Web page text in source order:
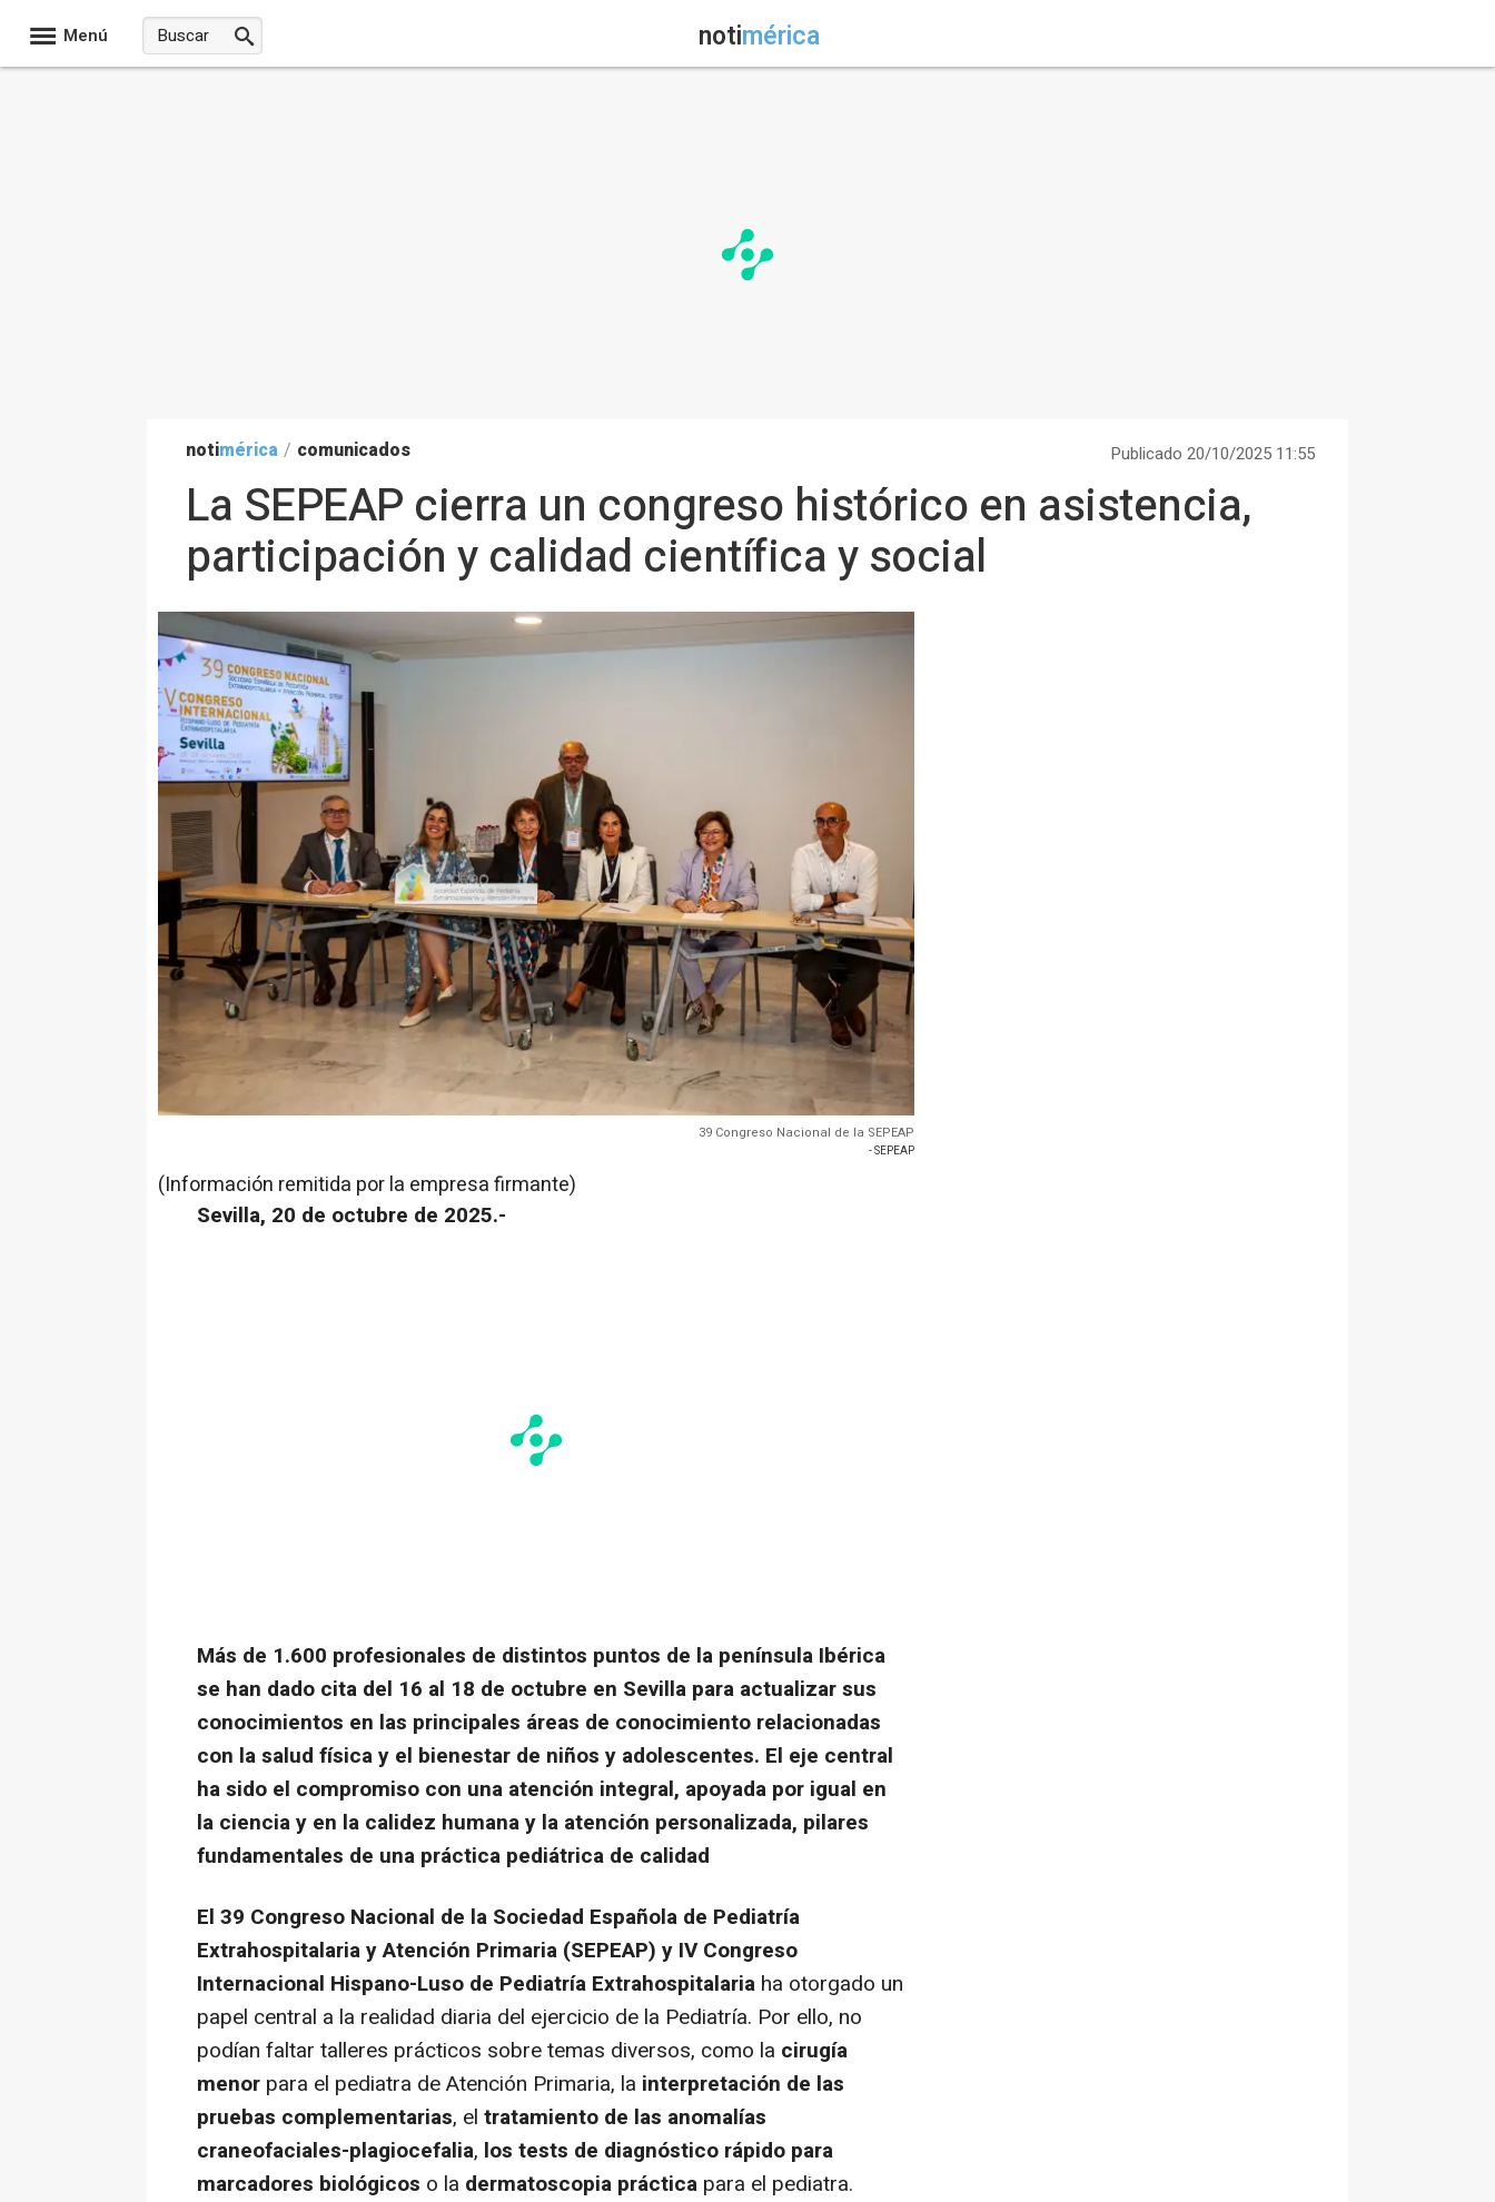
Menú notimérica
notimérica / comunicados Publicado 20/10/2025 11:55
La SEPEAP cierra un congreso histórico en asistencia,
participación y calidad científica y social
39 Congreso Nacional de la SEPEAP
- SEPEAP
(Información remitida por la empresa firmante)
Sevilla, 20 de octubre de 2025.-
Más de 1.600 profesionales de distintos puntos de la península Ibérica
se han dado cita del 16 al 18 de octubre en Sevilla para actualizar sus
conocimientos en las principales áreas de conocimiento relacionadas
con la salud física y el bienestar de niños y adolescentes. El eje central
ha sido el compromiso con una atención integral, apoyada por igual en
la ciencia y en la calidez humana y la atención personalizada, pilares
fundamentales de una práctica pediátrica de calidad
El 39 Congreso Nacional de la Sociedad Española de Pediatría
Extrahospitalaria y Atención Primaria (SEPEAP) y IV Congreso
Internacional Hispano-Luso de Pediatría Extrahospitalaria ha otorgado un
papel central a la realidad diaria del ejercicio de la Pediatría. Por ello, no
podían faltar talleres prácticos sobre temas diversos, como la cirugía
menor para el pediatra de Atención Primaria, la interpretación de las
pruebas complementarias, el tratamiento de las anomalías
craneofaciales-plagiocefalia, los tests de diagnóstico rápido para
marcadores biológicos o la dermatoscopia práctica para el pediatra.